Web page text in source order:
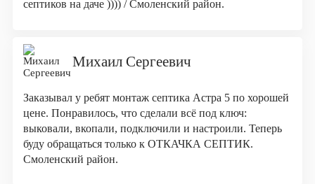
септиков на даче )))) / Смоленский район.
Михаил Сергеевич
Заказывал у ребят монтаж септика Астра 5 по хорошей
цене. Понравилось, что сделали всё под ключ:
выковали, вкопали, подключили и настроили. Теперь
буду обращаться только к ОТКАЧКА СЕПТИК.
Смоленский район.